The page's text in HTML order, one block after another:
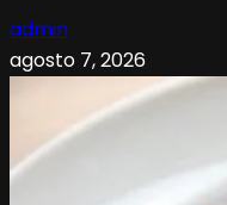
admin
agosto 7, 2026